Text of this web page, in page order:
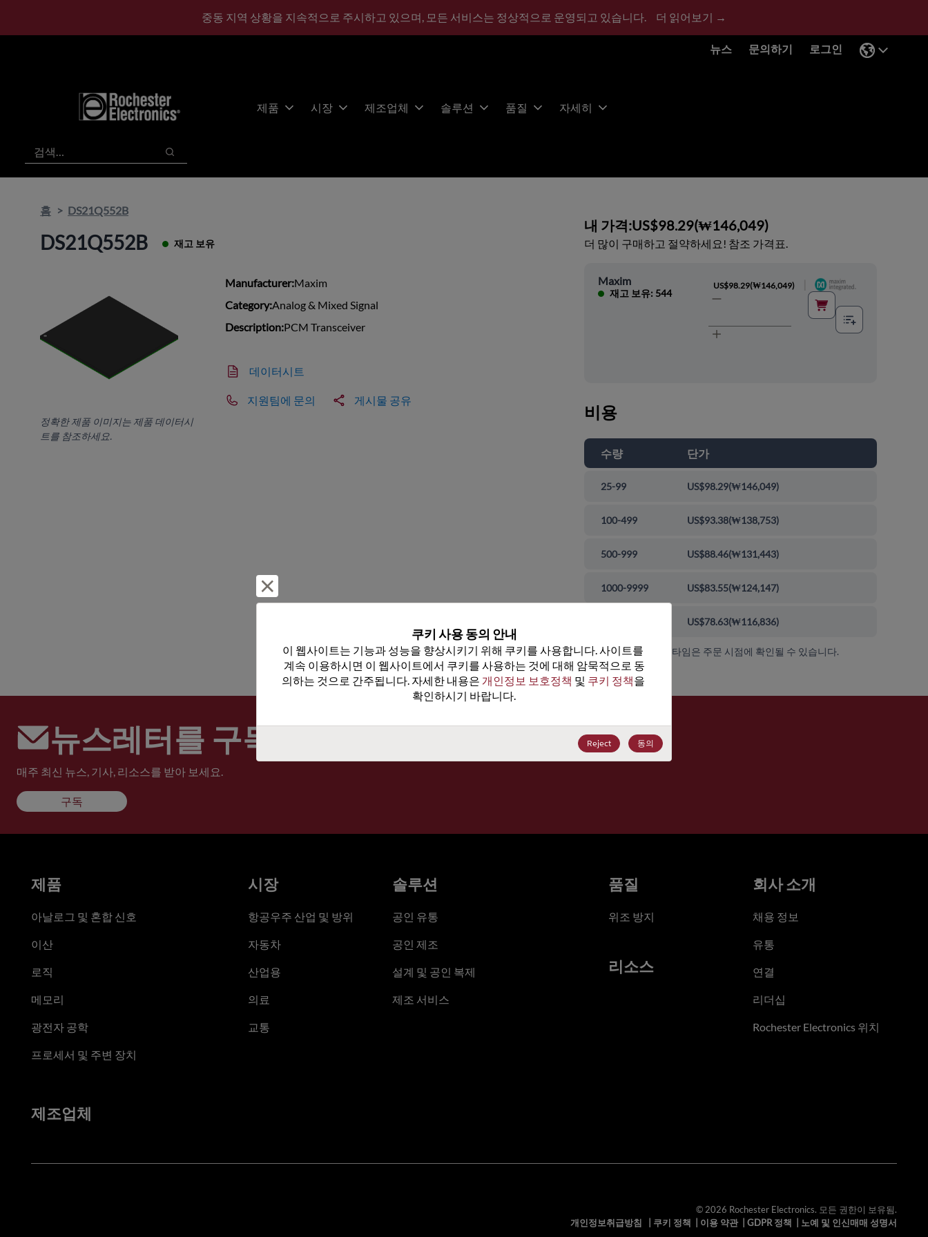
중동 지역 상황을 지속적으로 주시하고 있으며, 모든 서비스는 정상적으로 운영되고 있습니다. 더 읽어보기 →
뉴스 문의하기 로그인
제품 시장 제조업체 솔루션 품질 자세히
검색
검색
홈 DS21Q552B
DS21Q552B 재고 보유
정확한 제품 이미지는 제품 데이터시
트를 참조하세요.
Manufacturer:Maxim
Category:Analog & Mixed Signal
Description:PCM Transceiver
데이터시트
지원팀에 문의 게시물 공유
내 가격:US$98.29(₩146,049)
더 많이 구매하고 절약하세요! 참조 가격표.
Maxim
재고 보유: 544
US$98.29(₩146,049)
비용
수량 단가
25-99 US$98.29(₩146,049)
100-499 US$93.38(₩138,753)
500-999 US$88.46(₩131,443)
1000-9999 US$83.55(₩124,147)
US$78.63(₩116,836)
가격, 가용성 및 리드 타임은 주문 시점에 확인될 수 있습니다.
뉴스레터를 구독하세요
매주 최신 뉴스, 기사, 리소스를 받아 보세요.
구독
쿠키 사용 동의 안내
이 웹사이트는 기능과 성능을 향상시키기 위해 쿠키를 사용합니다. 사이트를
계속 이용하시면 이 웹사이트에서 쿠키를 사용하는 것에 대해 암묵적으로 동
의하는 것으로 간주됩니다. 자세한 내용은 개인정보 보호정책 및 쿠키 정책을
확인하시기 바랍니다.
Reject 동의
제품
아날로그 및 혼합 신호
이산
로직
메모리
광전자 공학
프로세서 및 주변 장치
시장
항공우주 산업 및 방위
자동차
산업용
의료
교통
솔루션
공인 유통
공인 제조
설계 및 공인 복제
제조 서비스
품질
위조 방지
리소스
회사 소개
채용 정보
유통
연결
리더십
Rochester Electronics 위치
제조업체
© 2026 Rochester Electronics. 모든 권한이 보유됨.
개인정보취급방침
쿠키 정책 이용 약관| GDPR 정책 노예 및 인신매매 성명서